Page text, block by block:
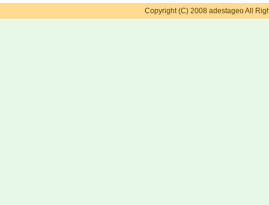
Copyright (C) 2008 adestageo All